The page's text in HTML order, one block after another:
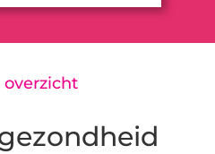
overzicht